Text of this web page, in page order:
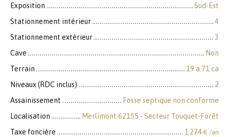
Exposition
Sud-Est
Stationnement intérieur
4
Stationnement extérieur
3
Cave
Non
Terrain
19 a 71 ca
Niveaux (RDC inclus)
2
Assainissement
Fosse septique non conforme
Localisation
Merlimont 62155 - Secteur Touquet-Forêt
Taxe foncière
1 274 € /an